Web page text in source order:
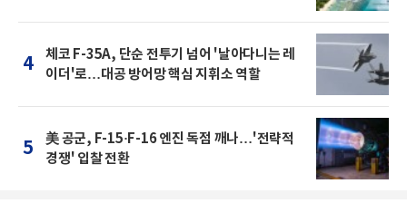
4
체코 F-35A, 단순 전투기 넘어 '날아다니는 레
이더'로…대공 방어망 핵심 지휘소 역할
5
美 공군, F-15·F-16 엔진 독점 깨나…'전략적
경쟁' 입찰 전환